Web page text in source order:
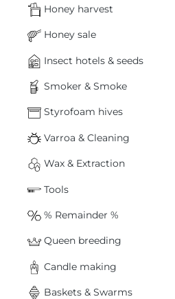
Honey harvest
Honey sale
Insect hotels & seeds
Smoker & Smoke
Styrofoam hives
Varroa & Cleaning
Wax & Extraction
Tools
% Remainder %
Queen breeding
Candle making
Baskets & Swarms